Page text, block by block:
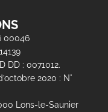
00046
DD : 0071012.
2020 : N°
Lons-le-Saunier